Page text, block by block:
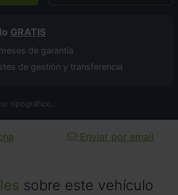
sobre este vehículo
GRATIS
de garantía
de gestión y transferencia
tipográfico.
Enviar por email